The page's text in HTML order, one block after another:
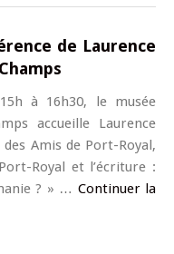
de Laurence
à 16h30, le musée
accueille Laurence
Amis de Port-Royal,
Royal et l’écriture :
? » … Continuer la